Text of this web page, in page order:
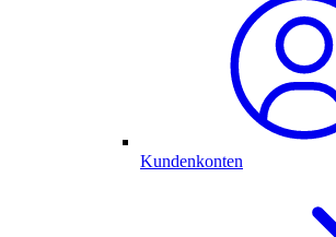
Kundenkonten